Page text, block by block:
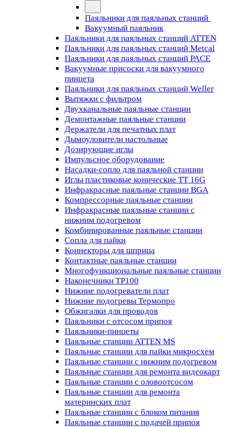
Паяльники для паяльных станций
Вакуумный паяльник
Паяльники для паяльных станций ATTEN
Паяльники для паяльных станций Metcal
Паяльники для паяльных станций PACE
Вакуумные присоски для вакуумного
пинцета
Паяльники для паяльных станций Weller
Вытяжки с фильтром
Двухканальные паяльные станции
Демонтажные паяльные станции
Держатели для печатных плат
Дымоуловители настольные
Дозирующие иглы
Импульсное оборудование
Насадки-сопло для паяльной станции
Иглы пластиковые конические TT 16G
Инфракрасные паяльные станции BGA
Компрессорные паяльные станции
Инфракрасные паяльные станции с
нижним подогревом
Комбинированные паяльные станции
Сопла для пайки
Коннекторы для шприца
Контактные паяльные станции
Многофункциональные паяльные станции
Наконечники TP100
Нижние подогреватели плат
Нижние подогревы Термопро
Обжигалки для проводов
Паяльники с отсосом припоя
Паяльники-пинцеты
Паяльные станции ATTEN MS
Паяльные станции для пайки микросхем
Паяльные станции с нижним подогревом
Паяльные станции для ремонта видеокарт
Паяльные станции с оловоотсосом
Паяльные станции для ремонта
материнских плат
Паяльные станции с блоком питания
Паяльные станции с подачей припоя